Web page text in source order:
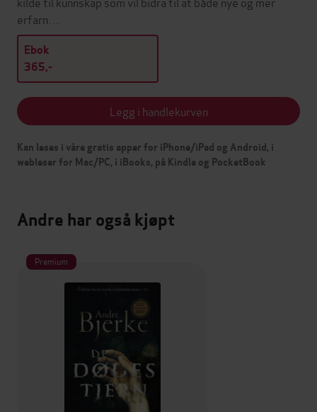
erfarn…
Ebok
365,-
Legg i handlekurven
Kan leses i våre gratis apper for iPhone/iPad og Android, i
webleser for Mac/PC, i iBooks, på Kindle og PocketBook
Andre har også kjøpt
Premium